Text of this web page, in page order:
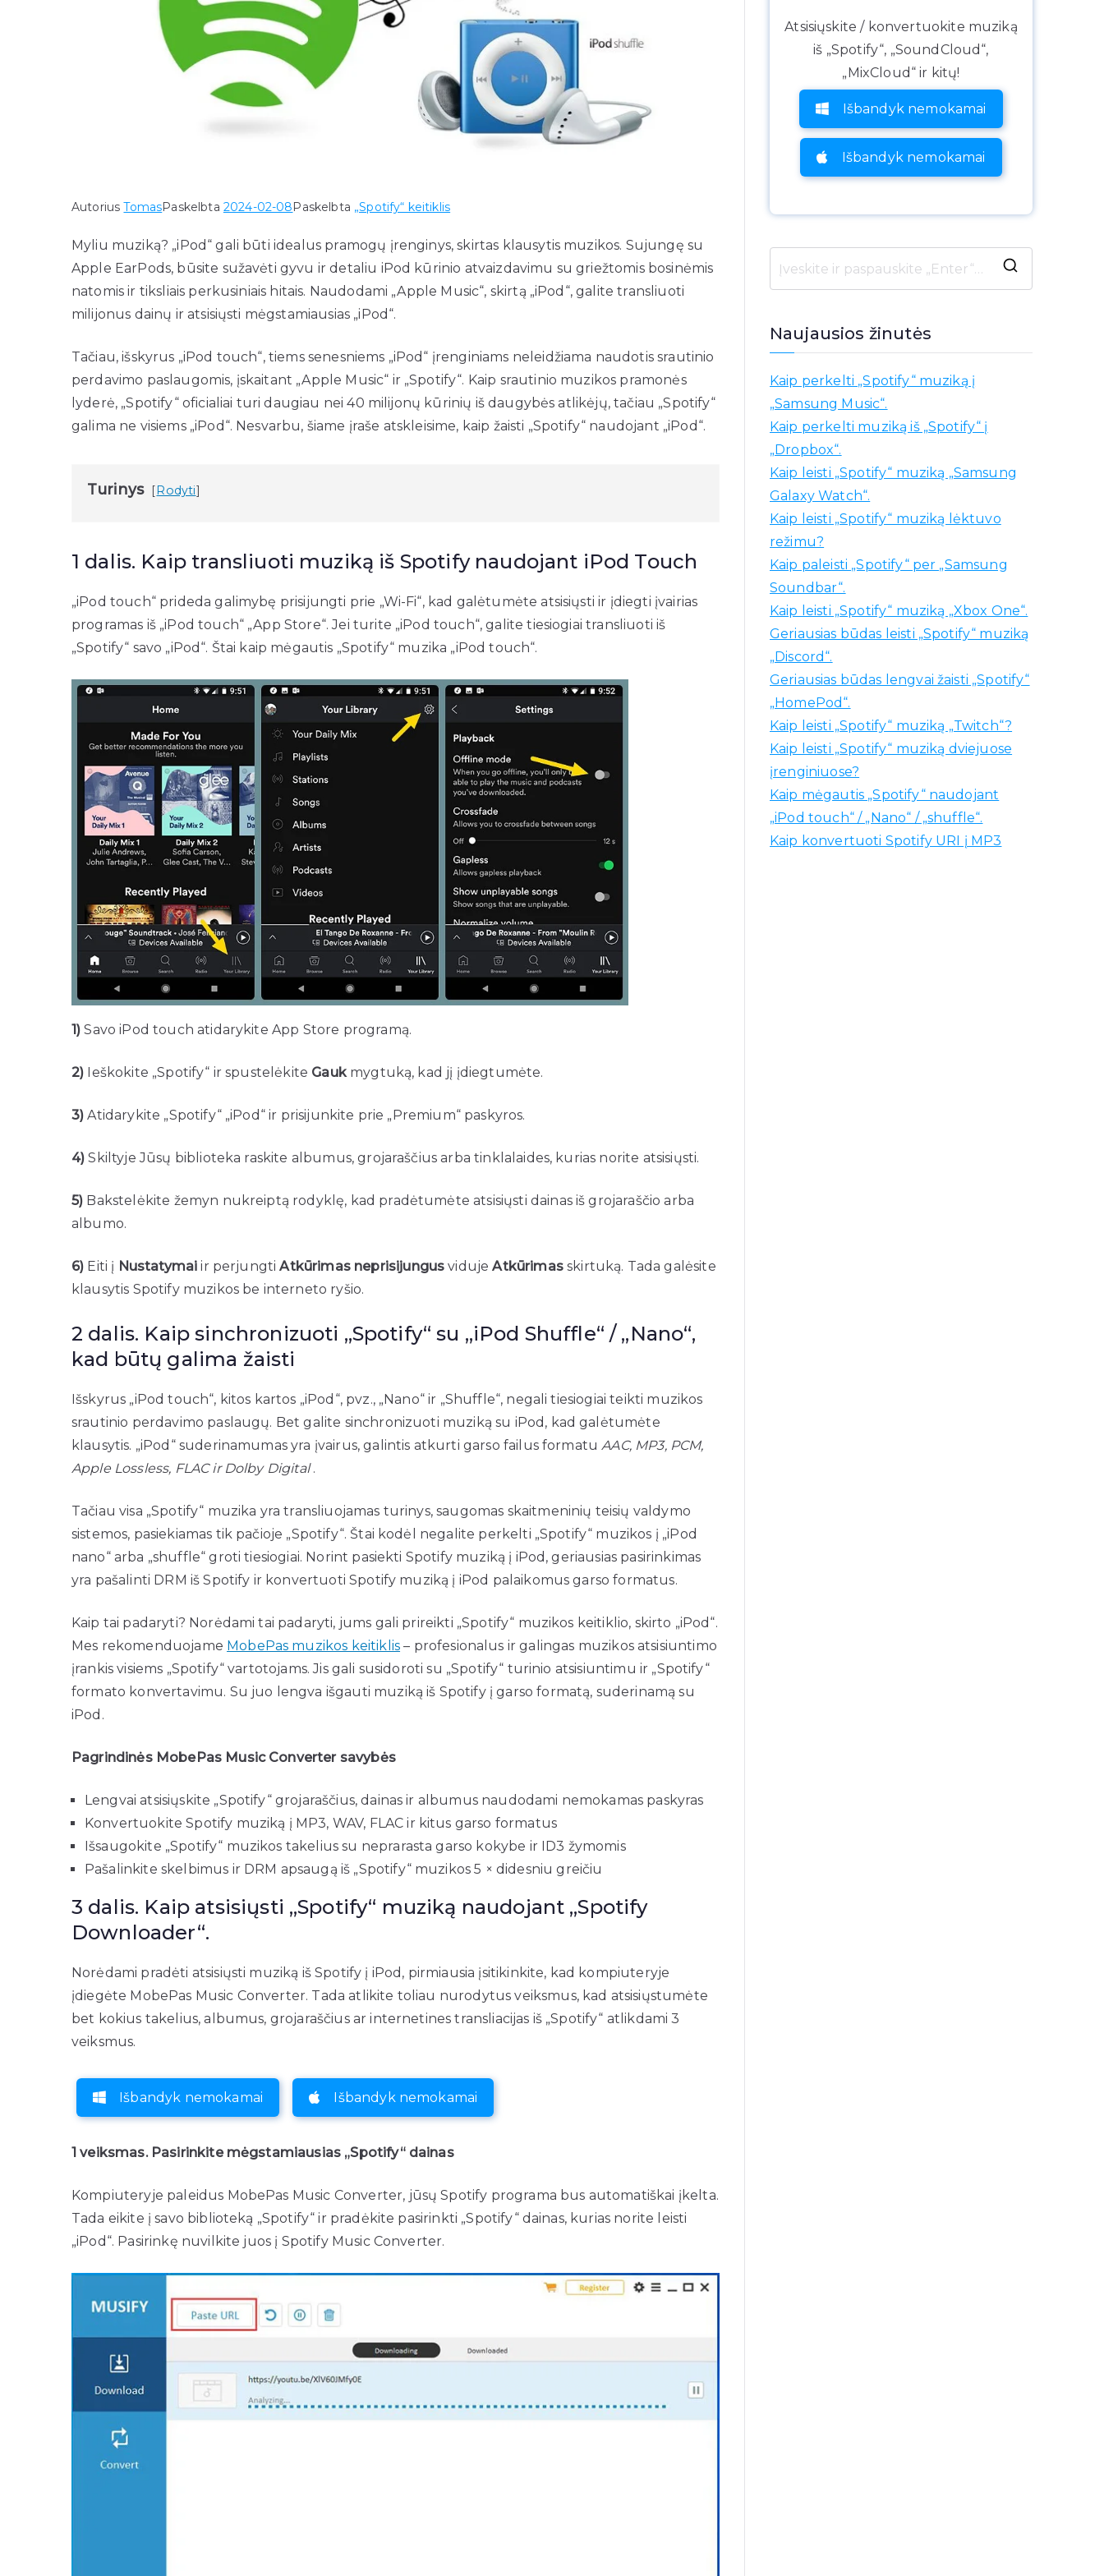
AutoriusTomasPaskelbta 2024-02-08Paskelbta „Spotify“ keitiklis
Myliu muziką? „iPod“ gali būti idealus pramogų įrenginys, skirtas klausytis muzikos. Sujungę su
Apple EarPods, būsite sužavėti gyvu ir detaliu iPod kūrinio atvaizdavimu su griežtomis bosinėmis
natomis ir tiksliais perkusiniais hitais. Naudodami „Apple Music“, skirtą „iPod“, galite transliuoti
milijonus dainų ir atsisiųsti mėgstamiausias „iPod“.
Tačiau, išskyrus „iPod touch“, tiems senesniems „iPod“ įrenginiams neleidžiama naudotis srautinio
perdavimo paslaugomis, įskaitant „Apple Music“ ir „Spotify“. Kaip srautinio muzikos pramonės
lyderė, „Spotify“ oficialiai turi daugiau nei 40 milijonų kūrinių iš daugybės atlikėjų, tačiau „Spotify“
galima ne visiems „iPod“. Nesvarbu, šiame įraše atskleisime, kaip žaisti „Spotify“ naudojant „iPod“.
Turinys Rodyti
1 dalis. Kaip transliuoti muziką iš Spotify naudojant iPod Touch
„iPod touch“ prideda galimybę prisijungti prie „Wi-Fi“, kad galėtumėte atsisiųsti ir įdiegti įvairias
programas iš „iPod touch“ „App Store“. Jei turite „iPod touch“, galite tiesiogiai transliuoti iš
„Spotify“ savo „iPod“. Štai kaip mėgautis „Spotify“ muzika „iPod touch“.
1) Savo iPod touch atidarykite App Store programą.
2) Ieškokite „Spotify“ ir spustelėkite Gaukmygtuką, kad jį įdiegtumėte.
3) Atidarykite „Spotify“ „iPod“ ir prisijunkite prie „Premium“ paskyros.
4) Skiltyje Jūsų biblioteka raskite albumus, grojaraščius arba tinklalaides, kurias norite atsisiųsti.
5) Bakstelėkite žemyn nukreiptą rodyklę, kad pradėtumėte atsisiųsti dainas iš grojaraščio arba
albumo.
6) Eiti į Nustatymai ir perjungtiAtkūrimas neprisijungus vidujeAtkūrimasskirtuką. Tada galėsite
klausytis Spotify muzikos be interneto ryšio.
2 dalis. Kaip sinchronizuoti „Spotify“ su „iPod Shuffle“ / „Nano“,
kad būtų galima žaisti
Išskyrus „iPod touch“, kitos kartos „iPod“, pvz., „Nano“ ir „Shuffle“, negali tiesiogiai teikti muzikos
srautinio perdavimo paslaugų. Bet galite sinchronizuoti muziką su iPod, kad galėtumėte
klausytis. „iPod“ suderinamumas yra įvairus, galintis atkurti garso failus formatuAAC, MP3, PCM,
Apple Lossless, FLAC ir Dolby Digital.
Tačiau visa „Spotify“ muzika yra transliuojamas turinys, saugomas skaitmeninių teisių valdymo
sistemos, pasiekiamas tik pačioje „Spotify“. Štai kodėl negalite perkelti „Spotify“ muzikos į „iPod
nano“ arba „shuffle“ groti tiesiogiai. Norint pasiekti Spotify muziką į iPod, geriausias pasirinkimas
yra pašalinti DRM iš Spotify ir konvertuoti Spotify muziką į iPod palaikomus garso formatus.
Kaip tai padaryti? Norėdami tai padaryti, jums gali prireikti „Spotify“ muzikos keitiklio, skirto „iPod“.
Mes rekomenduojame MobePas muzikos keitiklis – profesionalus ir galingas muzikos atsisiuntimo
įrankis visiems „Spotify“ vartotojams. Jis gali susidoroti su „Spotify“ turinio atsisiuntimu ir „Spotify“
formato konvertavimu. Su juo lengva išgauti muziką iš Spotify į garso formatą, suderinamą su
iPod.
Pagrindinės MobePas Music Converter savybės
Lengvai atsisiųskite „Spotify“ grojaraščius, dainas ir albumus naudodami nemokamas paskyras
Konvertuokite Spotify muziką į MP3, WAV, FLAC ir kitus garso formatus
Išsaugokite „Spotify“ muzikos takelius su neprarasta garso kokybe ir ID3 žymomis
Pašalinkite skelbimus ir DRM apsaugą iš „Spotify“ muzikos 5 × didesniu greičiu
3 dalis. Kaip atsisiųsti „Spotify“ muziką naudojant „Spotify
Downloader“.
Norėdami pradėti atsisiųsti muziką iš Spotify į iPod, pirmiausia įsitikinkite, kad kompiuteryje
įdiegėte MobePas Music Converter. Tada atlikite toliau nurodytus veiksmus, kad atsisiųstumėte
bet kokius takelius, albumus, grojaraščius ar internetines transliacijas iš „Spotify“ atlikdami 3
veiksmus.
Išbandyk nemokamai Išbandyk nemokamai
1 veiksmas. Pasirinkite mėgstamiausias „Spotify“ dainas
Kompiuteryje paleidus MobePas Music Converter, jūsų Spotify programa bus automatiškai įkelta.
Tada eikite į savo biblioteką „Spotify“ ir pradėkite pasirinkti „Spotify“ dainas, kurias norite leisti
„iPod“. Pasirinkę nuvilkite juos į Spotify Music Converter.
Atsisiųskite / konvertuokite muziką
iš „Spotify“, „SoundCloud“,
„MixCloud“ ir kitų!
Išbandyk nemokamai
Išbandyk nemokamai
Naujausios žinutės
Kaip perkelti „Spotify“ muziką į
„Samsung Music“.
Kaip perkelti muziką iš „Spotify“ į
„Dropbox“.
Kaip leisti „Spotify“ muziką „Samsung
Galaxy Watch“.
Kaip leisti „Spotify“ muziką lėktuvo
režimu?
Kaip paleisti „Spotify“ per „Samsung
Soundbar“.
Kaip leisti „Spotify“ muziką „Xbox One“.
Geriausias būdas leisti „Spotify“ muziką
„Discord“.
Geriausias būdas lengvai žaisti „Spotify“
„HomePod“.
Kaip leisti „Spotify“ muziką „Twitch“?
Kaip leisti „Spotify“ muziką dviejuose
įrenginiuose?
Kaip mėgautis „Spotify“ naudojant
„iPod touch“ / „Nano“ / „shuffle“.
Kaip konvertuoti Spotify URI į MP3